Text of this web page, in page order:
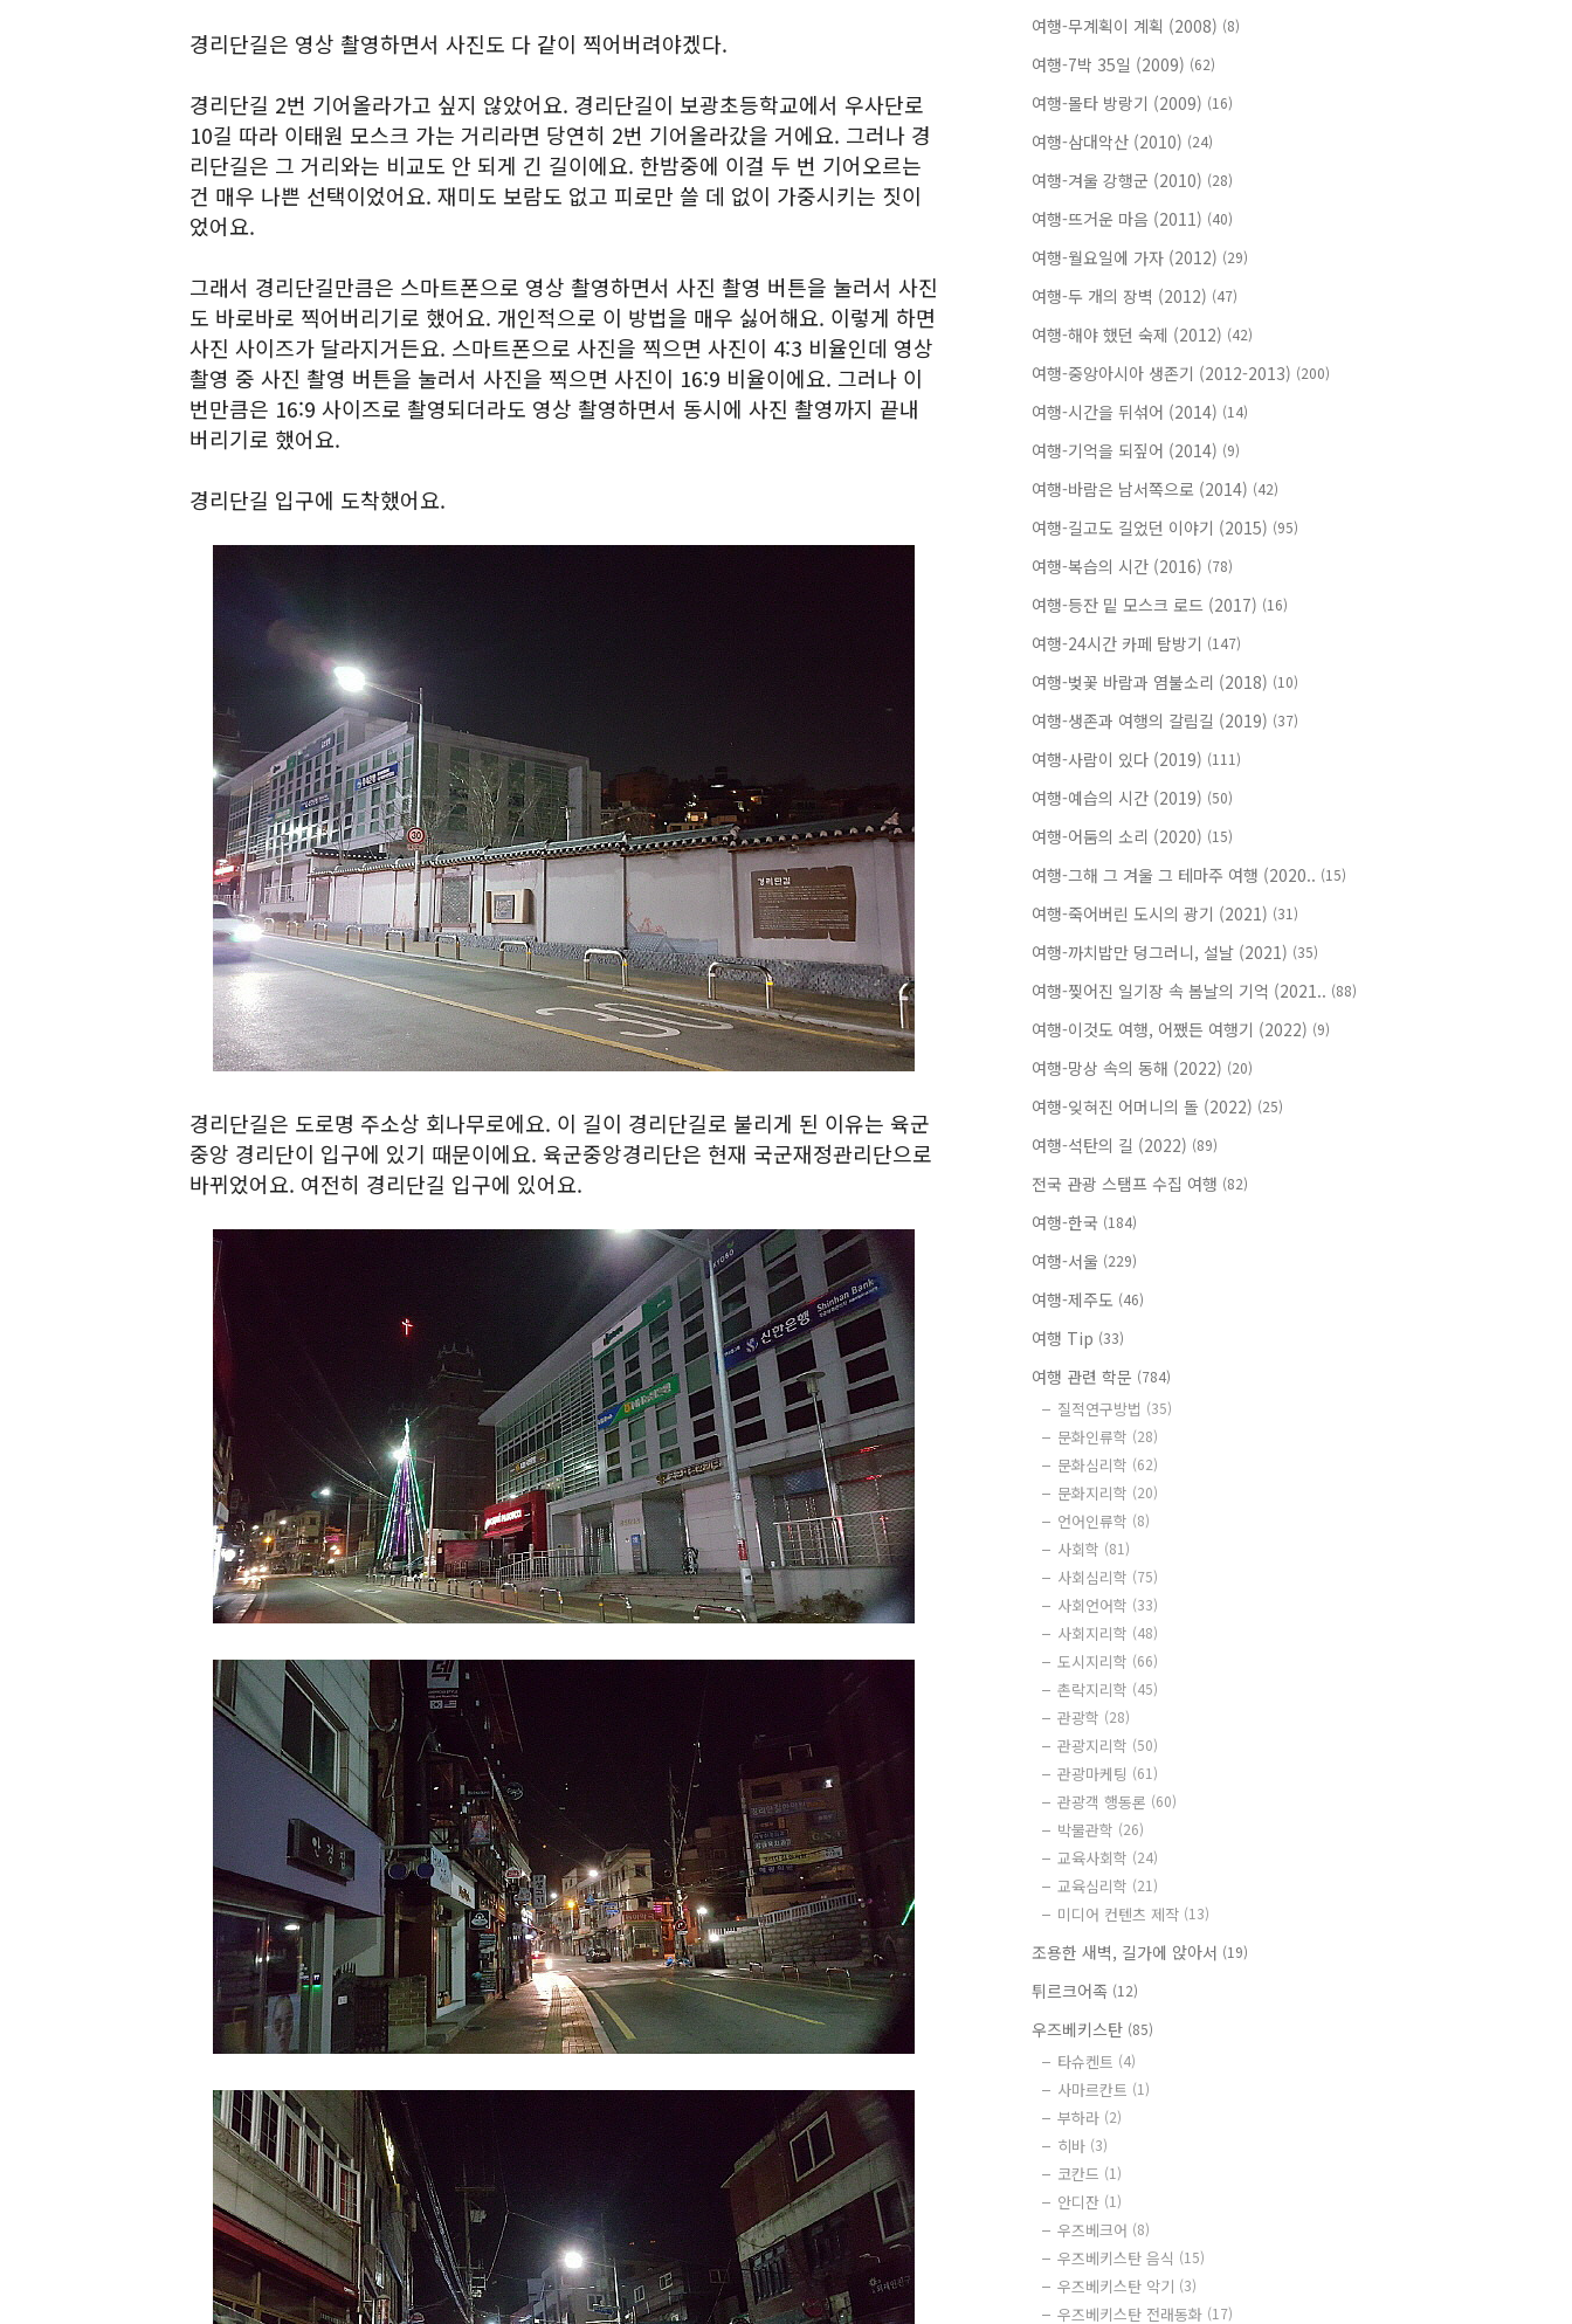
경리단길은 영상 촬영하면서 사진도 다 같이 찍어버려야겠다.
경리단길 2번 기어올라가고 싶지 않았어요. 경리단길이 보광초등학교에서 우사단로
10길 따라 이태원 모스크 가는 거리라면 당연히 2번 기어올라갔을 거에요. 그러나 경
리단길은 그 거리와는 비교도 안 되게 긴 길이에요. 한밤중에 이걸 두 번 기어오르는
건 매우 나쁜 선택이었어요. 재미도 보람도 없고 피로만 쓸 데 없이 가중시키는 짓이
었어요.
그래서 경리단길만큼은 스마트폰으로 영상 촬영하면서 사진 촬영 버튼을 눌러서 사진
도 바로바로 찍어버리기로 했어요. 개인적으로 이 방법을 매우 싫어해요. 이렇게 하면
사진 사이즈가 달라지거든요. 스마트폰으로 사진을 찍으면 사진이 4:3 비율인데 영상
촬영 중 사진 촬영 버튼을 눌러서 사진을 찍으면 사진이 16:9 비율이에요. 그러나 이
번만큼은 16:9 사이즈로 촬영되더라도 영상 촬영하면서 동시에 사진 촬영까지 끝내
버리기로 했어요.
경리단길 입구에 도착했어요.
경리단길은 도로명 주소상 회나무로에요. 이 길이 경리단길로 불리게 된 이유는 육군
중앙 경리단이 입구에 있기 때문이에요. 육군중앙경리단은 현재 국군재정관리단으로
바뀌었어요. 여전히 경리단길 입구에 있어요.
여행-무계획이 계획 (2008) (8)
여행-7박 35일 (2009) (62)
여행-몰타 방랑기 (2009) (16)
여행-삼대악산 (2010) (24)
여행-겨울 강행군 (2010) (28)
여행-뜨거운 마음 (2011) (40)
여행-월요일에 가자 (2012) (29)
여행-두 개의 장벽 (2012) (47)
여행-해야 했던 숙제 (2012) (42)
여행-중앙아시아 생존기 (2012-2013) (200)
여행-시간을 뒤섞어 (2014) (14)
여행-기억을 되짚어 (2014) (9)
여행-바람은 남서쪽으로 (2014) (42)
여행-길고도 길었던 이야기 (2015) (95)
여행-복습의 시간 (2016) (78)
여행-등잔 밑 모스크 로드 (2017) (16)
여행-24시간 카페 탐방기 (147)
여행-벚꽃 바람과 염불소리 (2018) (10)
여행-생존과 여행의 갈림길 (2019) (37)
여행-사람이 있다 (2019) (111)
여행-예습의 시간 (2019) (50)
여행-어둠의 소리 (2020) (15)
여행-그해 그 겨울 그 테마주 여행 (2020.. (15)
여행-죽어버린 도시의 광기 (2021) (31)
여행-까치밥만 덩그러니, 설날 (2021) (35)
여행-찢어진 일기장 속 봄날의 기억 (2021.. (88)
여행-이것도 여행, 어쨌든 여행기 (2022) (9)
여행-망상 속의 동해 (2022) (20)
여행-잊혀진 어머니의 돌 (2022) (25)
여행-석탄의 길 (2022) (89)
전국 관광 스탬프 수집 여행 (82)
여행-한국 (184)
여행-서울 (229)
여행-제주도 (46)
여행 Tip (33)
여행 관련 학문 (784)
질적연구방법 (35)
문화인류학 (28)
문화심리학 (62)
문화지리학 (20)
언어인류학 (8)
사회학 (81)
사회심리학 (75)
사회언어학 (33)
사회지리학 (48)
도시지리학 (66)
촌락지리학 (45)
관광학 (28)
관광지리학 (50)
관광마케팅 (61)
관광객 행동론 (60)
박물관학 (26)
교육사회학 (24)
교육심리학 (21)
미디어 컨텐츠 제작 (13)
조용한 새벽, 길가에 앉아서 (19)
튀르크어족 (12)
우즈베키스탄 (85)
타슈켄트 (4)
사마르칸트 (1)
부하라 (2)
히바 (3)
코칸드 (1)
안디잔 (1)
우즈베크어 (8)
우즈베키스탄 음식 (15)
우즈베키스탄 악기 (3)
우즈베키스탄 전래동화 (17)